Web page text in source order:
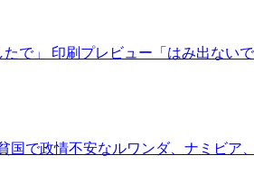
で」 印刷プレビュー「はみ出ないで
で政情不安なルワンダ、ナミビア